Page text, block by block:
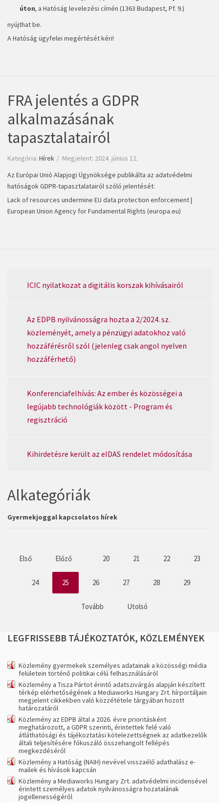
úton, a Hatóság levelezési címén (1363 Budapest, Pf. 9.)
nyújthat be.
A Hatóság ügyfelei megértését kéri!
FRA jelentés a GDPR
alkalmazásának
tapasztalatairól
Kategória: Hírek
Megjelent: 2024. június 12.
Az Európai Unió Alapjogi Ügynöksége publikálta az adatvédelmi
hatóságok GDPR-tapasztalatairól szóló jelentését:
Lack of resources undermine EU data protection enforcement |
European Union Agency for Fundamental Rights (europa.eu)
ICIC nyilatkozat a digitális korszak kihívásairól
Az EDPB nyilvánosságra hozta a 2/2024. sz.
közleményét, amely a pénzügyi adatokhoz való
hozzáférésről szól (jelenleg csak angol nyelven
hozzáférhető)
Konferenciafelhívás: Az ember és közösségei a
legújabb technológiák között - Program és
regisztráció
Kihirdetésre került az eIDAS rendelet módosítása
Alkategóriák
Gyermekjoggal kapcsolatos hírek
Első Előző 20 21 22 23
24 25 26 27 28 29
Tovább Utolsó
LEGFRISSEBB TÁJÉKOZTATÓK, KÖZLEMÉNYEK
Közlemény gyermekek személyes adatainak a közösségi média
felületein történő politikai célú felhasználásáról
Közlemény a Tisza Pártot érintő adatszivárgás alapján készített
térkép elérhetőségének a Mediaworks Hungary Zrt. hírportáljain
megjelent cikkekben való közzététele tárgyában hozott
határozatáról
Közlemény az EDPB által a 2026. évre prioritásként
meghatározott, a GDPR szerinti, érintettek felé való
átláthatósági és tájékoztatási kötelezettségnek az adatkezelők
általi teljesítésére fókuszáló összehangolt fellépés
megkezdéséről
Közlemény a Hatóság (NAIH) nevével visszaélő adathalász e-
mailek és hívások kapcsán
Közlemény a Mediaworks Hungary Zrt. adatvédelmi incidensével
érintett személyes adatok nyilvánosságra hozatalának
jogellenességéről